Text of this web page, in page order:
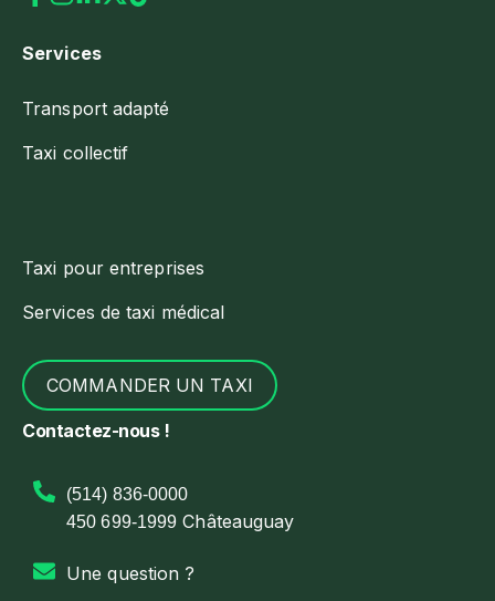
Services
Transport adapté
Taxi collectif
Taxi pour entreprises
Services de taxi médical
COMMANDER UN TAXI
Contactez-nous !
(514) 836-0000
450 699-1999 Châteauguay
Une question ?